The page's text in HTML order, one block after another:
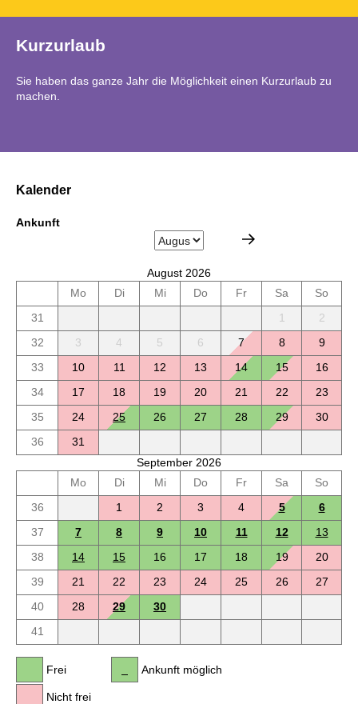
Kurzurlaub
Sie haben das ganze Jahr die Möglichkeit einen Kurzurlaub zu
machen.
Kalender
Ankunft
August 2026
Mo
Di Mi Do Fr Sa
So
31
1
2
32
3 4 5 6 7 8
9
33
10 11 12 13 14 15
16
34
17 18 19 20 21 22
23
35
24 25 26 27 28 29
30
36
31
September 2026
Mo
Di Mi Do Fr Sa
So
36
1 2 3 4 5
6
37
7 8 9 10 11 12
13
38
14 15 16 17 18 19
20
39
21 22 23 24 25 26
27
40
28 29
30
41
Frei
Nicht frei
Ankunft möglich